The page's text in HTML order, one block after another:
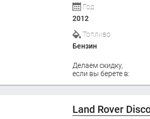
Год
2012
Топливо
Бензин
Делаем скидку,
если вы берете в:
Land Rover